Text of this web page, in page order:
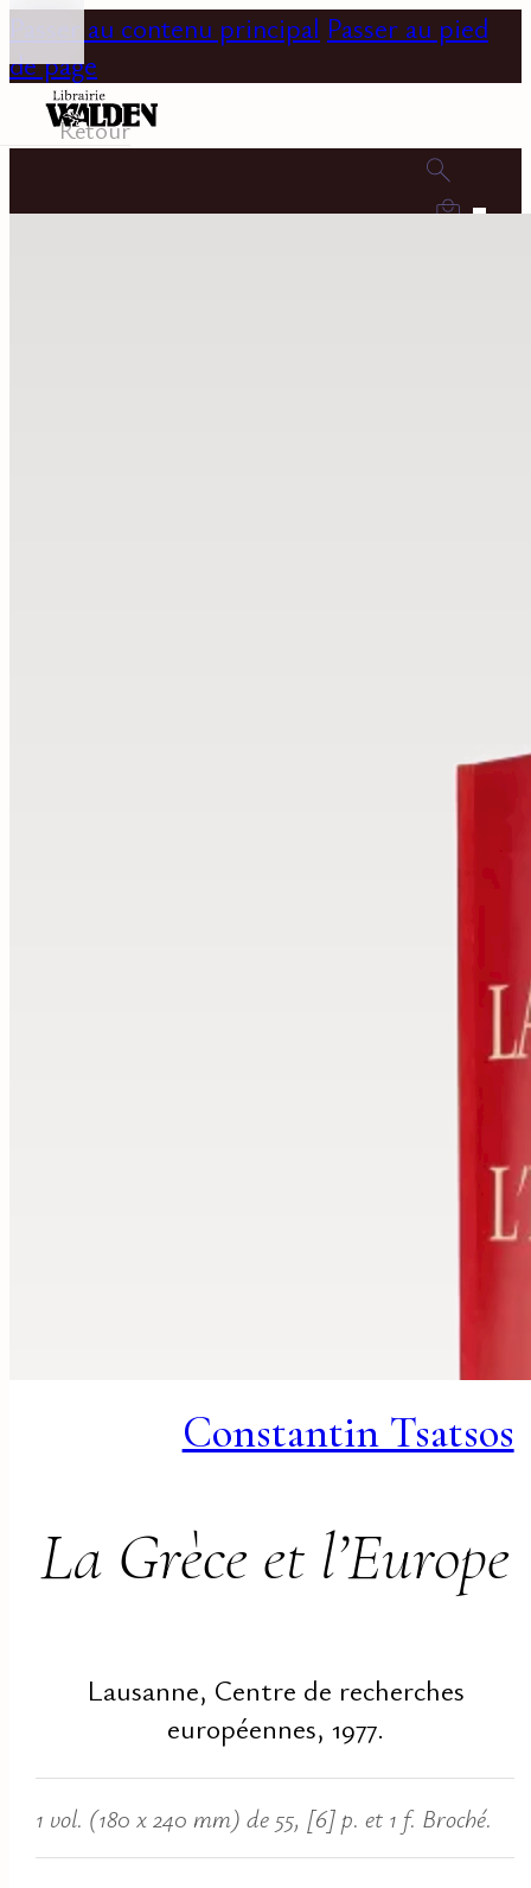
Passer au contenu principal Passer au pied
de page
0
Constantin Tsatsos
La Grèce et l’Europe
Lausanne, Centre de recherches
européennes, 1977.
1 vol. (180 x 240 mm) de 55, [6] p. et 1 f. Broché.
Retour